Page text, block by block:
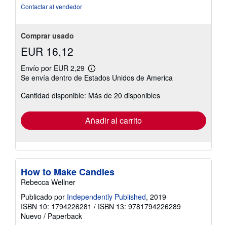
Contactar al vendedor
Comprar usado
EUR 16,12
Envío por EUR 2,29
Más
información
las
envío
Se envía dentro de Estados Unidos de America
Cantidad disponible: Más de 20 disponibles
Añadir al carrito
How to Make Candles
Rebecca Wellner
Publicado por Independently Published, 2019
ISBN 10: 1794226281 / ISBN 13: 9781794226289
Nuevo / Paperback